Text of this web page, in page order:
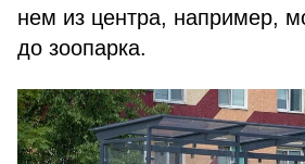
нем из центра, например,
до зоопарка.